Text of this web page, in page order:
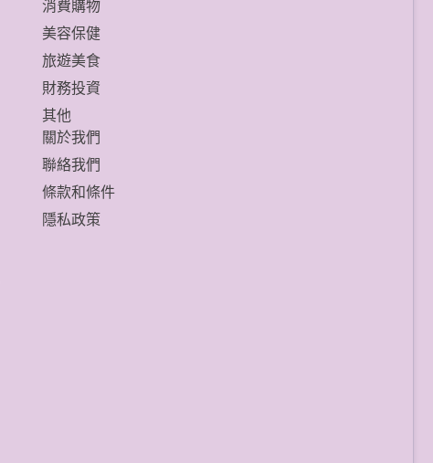
消費購物
美容保健
旅遊美食
財務投資
其他
關於我們
聯絡我們
條款和條件
隱私政策